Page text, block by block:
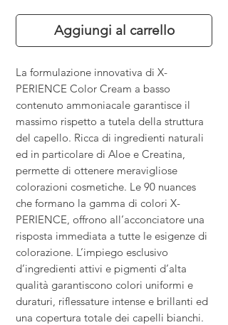
Aggiungi al carrello
La formulazione innovativa di X-
PERIENCE Color Cream a basso
contenuto ammoniacale garantisce il
massimo rispetto a tutela della struttura
del capello. Ricca di ingredienti naturali
ed in particolare di Aloe e Creatina,
permette di ottenere meravigliose
colorazioni cosmetiche. Le 90 nuances
che formano la gamma di colori X-
PERIENCE, offrono all’acconciatore una
risposta immediata a tutte le esigenze di
colorazione. L’impiego esclusivo
d’ingredienti attivi e pigmenti d’alta
qualità garantiscono colori uniformi e
duraturi, riflessature intense e brillanti ed
una copertura totale dei capelli bianchi.